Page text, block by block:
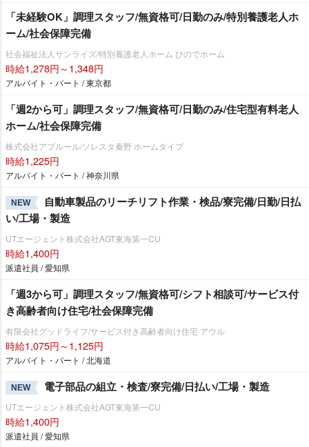
「未経験OK」調理スタッフ/無資格可/日勤のみ/特別養護老人ホ
ーム/社会保障完備
社会福祉法人サンライズ/特別養護老人ホーム ひのでホーム
時給1,278円～1,348円
アルバイト・パート / 東京都
「週2から可」調理スタッフ/無資格可/日勤のみ/住宅型有料老人
ホーム/社会保障完備
株式会社アプルール/ソレスタ秦野 ホームタイプ
時給1,225円
アルバイト・パート / 神奈川県
NEW
自動車製品のリーチリフト作業・検品/寮完備/日勤/日払
い/工場・製造
UTエージェント株式会社AGT東海第一CU
時給1,400円
派遣社員 / 愛知県
「週3から可」調理スタッフ/無資格可/シフト相談可/サービス付
き高齢者向け住宅/社会保障完備
有限会社グッドライフ/サービス付き高齢者向け住宅 アウル
時給1,075円～1,125円
アルバイト・パート / 北海道
NEW 電子部品の組立・検査/寮完備/日払い/工場・製造
UTエージェント株式会社AGT東海第一CU
時給1,400円
派遣社員 / 愛知県